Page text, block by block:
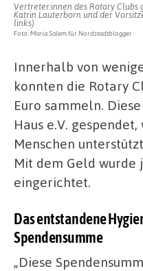
Vertreter:innen des Rotary Clubs
Katrin Lauterborn und der
links)
Foto: Maria Salem für Nordstadtblogger
Innerhalb von
konnten die Rotary
Euro sammeln.
Haus e.V.
Menschen
Mit dem Geld wurde
eingerichtet.
Das entstandene
Spendensumme
„Diese